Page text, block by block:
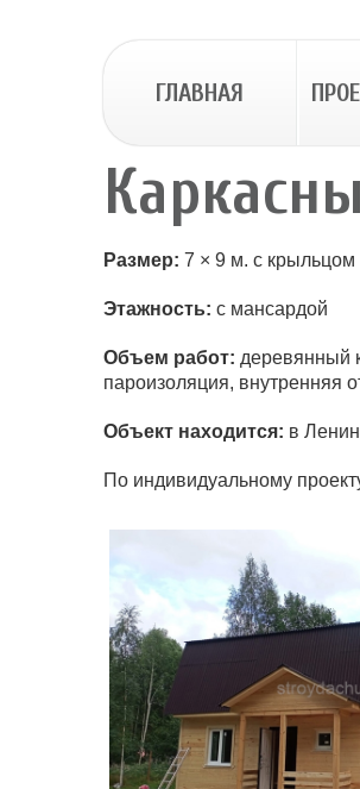
ГЛАВНАЯ
Размер: 7 × 9 м. с крыльцом
Этажность: с мансардой
Объем работ: деревянный
пароизоляция, внутренняя
Объект находится: в
По индивидуальному